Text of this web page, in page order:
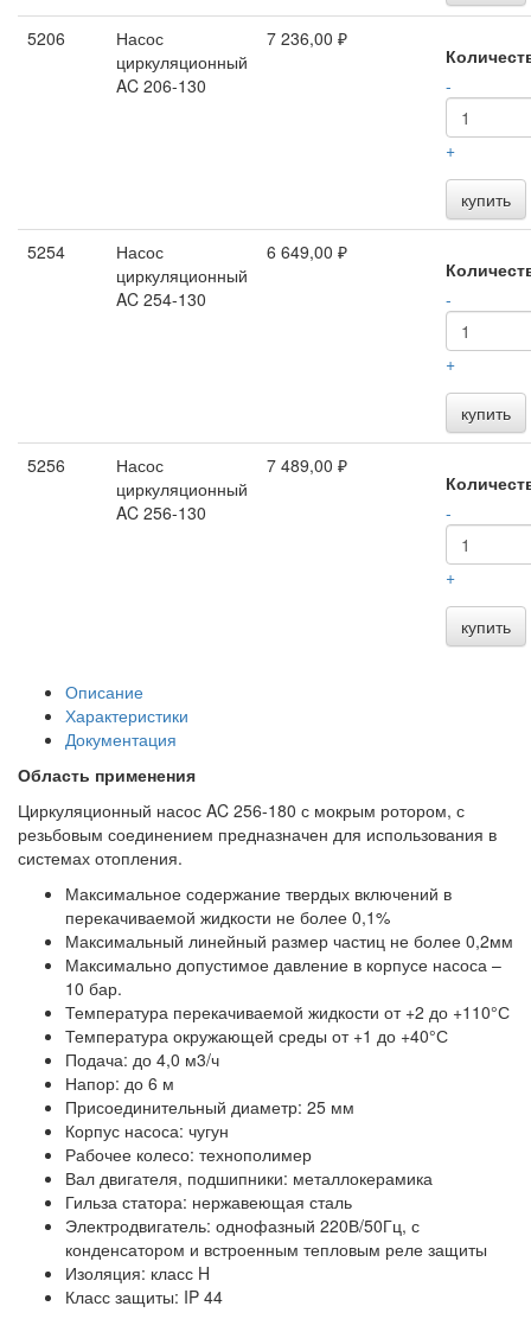
5206
Насос
циркуляционный
AC 206-130
7 236,00 ₽
-
+
купить
5254
Насос
циркуляционный
AC 254-130
6 649,00 ₽
-
+
купить
5256
Насос
циркуляционный
AC 256-130
7 489,00 ₽
-
+
купить
Описание
Характеристики
Документация
Область применения
Циркуляционный насос AC 256-180 с мокрым ротором, с
резьбовым соединением предназначен для использования в
системах отопления.
Максимальное содержание твердых включений в
перекачиваемой жидкости не более 0,1%
Максимальный линейный размер частиц не более 0,2мм
Максимально допустимое давление в корпусе насоса –
10 бар.
Температура перекачиваемой жидкости от +2 до +110°С
Температура окружающей среды от +1 до +40°С
Подача: до 4,0 м3/ч
Напор: до 6 м
Присоединительный диаметр: 25 мм
Корпус насоса: чугун
Рабочее колесо: технополимер
Вал двигателя, подшипники: металлокерамика
Гильза статора: нержавеющая сталь
Электродвигатель: однофазный 220В/50Гц, с
конденсатором и встроенным тепловым реле защиты
Изоляция: класс H
Класс защиты: IP 44